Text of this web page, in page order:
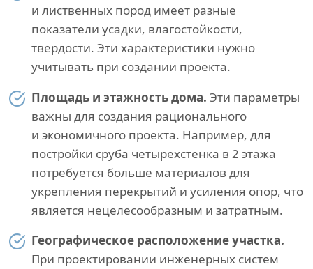
и лиственных пород имеет разные
показатели усадки, влагостойкости,
твердости. Эти характеристики нужно
учитывать при создании проекта.
Площадь и этажность дома. Эти параметры
важны для создания рационального
и экономичного проекта. Например, для
постройки сруба четырехстенка в 2 этажа
потребуется больше материалов для
укрепления перекрытий и усиления опор, что
является нецелесообразным и затратным.
Географическое расположение участка.
При проектировании инженерных систем